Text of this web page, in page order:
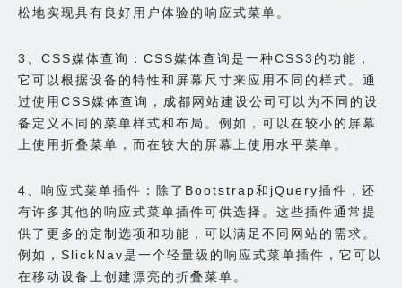
松地实现具有良好用户体验的响应式菜单。
3、CSS媒体查询：CSS媒体查询是一种CSS3的功能，
它可以根据设备的特性和屏幕尺寸来应用不同的样式。通
过使用CSS媒体查询，成都网站建设公司可以为不同的设
备定义不同的菜单样式和布局。例如，可以在较小的屏幕
上使用折叠菜单，而在较大的屏幕上使用水平菜单。
4、响应式菜单插件：除了Bootstrap和jQuery插件，还
有许多其他的响应式菜单插件可供选择。这些插件通常提
供了更多的定制选项和功能，可以满足不同网站的需求。
例如，SlickNav是一个轻量级的响应式菜单插件，它可以
在移动设备上创建漂亮的折叠菜单。